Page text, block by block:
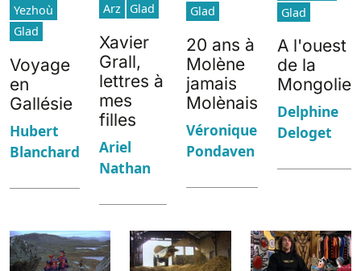
Yezhoù
Glad
Voyage
en
Gallésie
Hubert
Blanchard
Arz
Glad
Xavier
Grall,
lettres à
mes
filles
Ariel
Nathan
Glad
20 ans à
Molène
jamais
Molènais
Véronique
Pondaven
Glad
A l'ouest
de la
Mongolie
Delphine
Deloget